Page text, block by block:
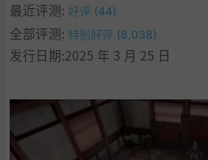
最近评测: 好评 (44)
全部评测: 特别好评 (8,038)
发行日期:2025 年 3 月 25 日